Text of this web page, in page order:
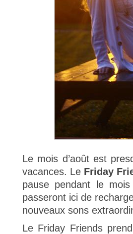
Le mois d’août est
vacances. Le Friday
pause pendant le
passeront ici de
nouveaux sons
Le Friday Friends